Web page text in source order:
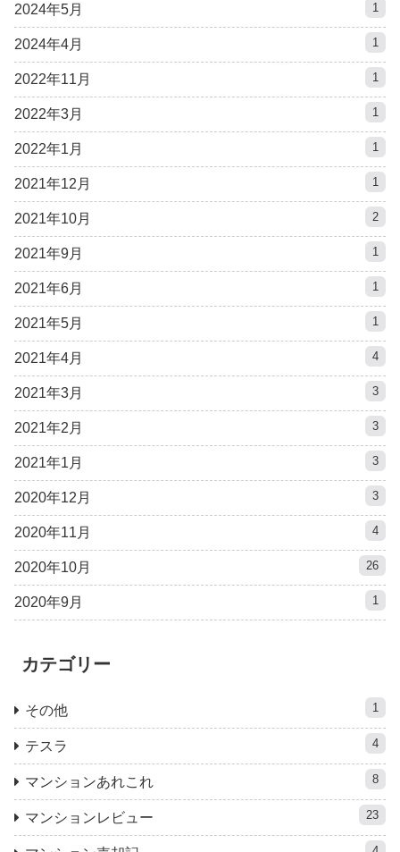
2024年5月 1
2024年4月 1
2022年11月 1
2022年3月 1
2022年1月 1
2021年12月 1
2021年10月 2
2021年9月 1
2021年6月 1
2021年5月 1
2021年4月 4
2021年3月 3
2021年2月 3
2021年1月 3
2020年12月 3
2020年11月 4
2020年10月 26
2020年9月 1
カテゴリー
その他 1
テスラ 4
マンションあれこれ 8
マンションレビュー 23